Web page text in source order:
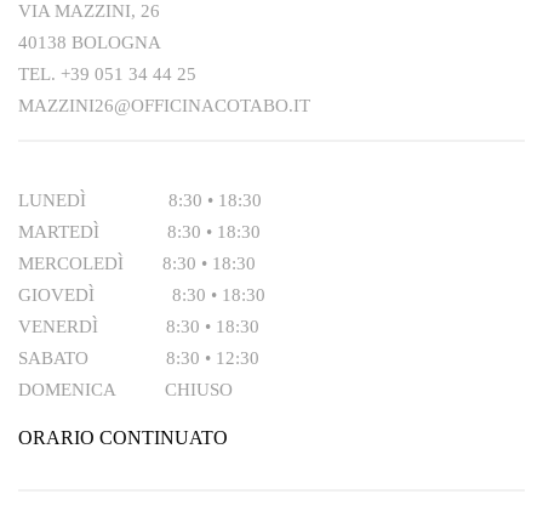
VIA MAZZINI, 26
40138 BOLOGNA
TEL. +39 051 34 44 25
MAZZINI26@OFFICINACOTABO.IT
LUNEDÌ 8:30 • 18:30
MARTEDÌ 8:30 • 18:30
MERCOLEDÌ 8:30 • 18:30
GIOVEDÌ 8:30 • 18:30
VENERDÌ 8:30 • 18:30
SABATO 8:30 • 12:30
DOMENICA CHIUSO
ORARIO CONTINUATO